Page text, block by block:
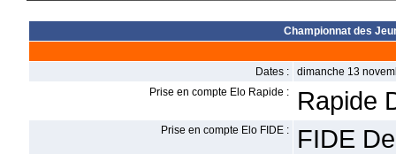
Championnat des
Dates :
dimanche 13
Prise en compte Elo Rapide :
Rapide
Prise en compte Elo FIDE : FIDE